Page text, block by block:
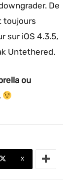
De
toujours
sur iOS 4.3.5,
Untethered.
ou
X